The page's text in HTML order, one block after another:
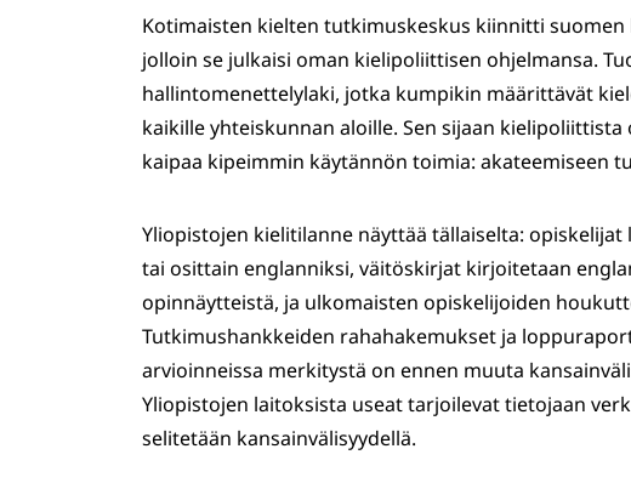
Kotimaisten kielten tutkimuskeskus kiinnitti
jolloin se julkaisi oman kielipoliittisen ohjelmansa.
hallintomenettelylaki, jotka kumpikin määrittävät
kaikille yhteiskunnan aloille. Sen sijaan
kaipaa kipeimmin käytännön toimia: akateemiseen
Yliopistojen kielitilanne näyttää tällaiselta:
tai osittain englanniksi, väitöskirjat kirjoitetaan
opinnäytteistä, ja ulkomaisten opiskelijoiden
Tutkimushankkeiden rahahakemukset ja
arvioinneissa merkitystä on ennen muuta
Yliopistojen laitoksista useat tarjoilevat tietojaan
selitetään kansainvälisyydellä.